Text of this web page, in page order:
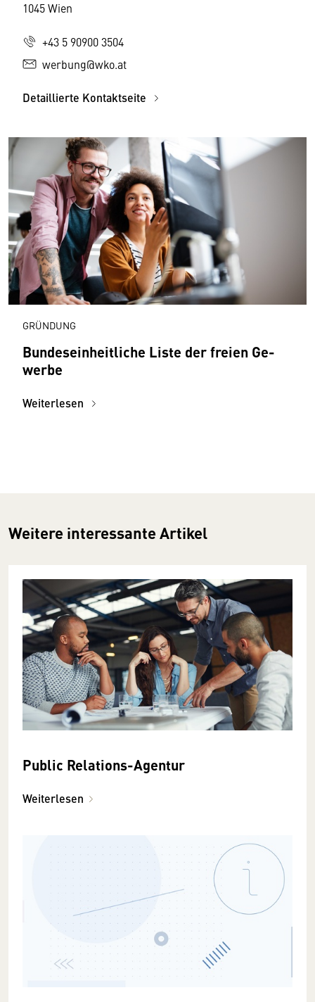
1045 Wien
+43 5 90900 3504
werbung@wko.at
Detaillierte Kontaktseite
GRÜNDUNG
Bundes­einheitliche Liste der freien Ge­
werbe
Weiterlesen
Weitere interessante Artikel
Public Relations-Agentur
Weiterlesen